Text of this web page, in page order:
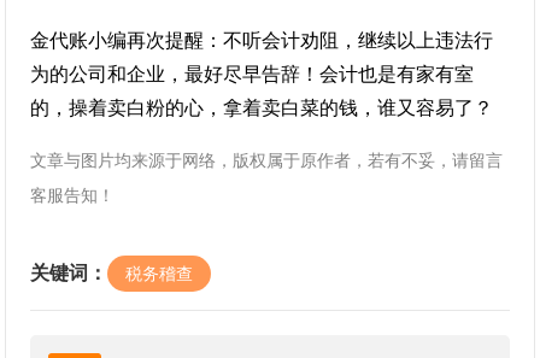
金代账小编再次提醒：不听会计劝阻，继续以上违法行
为的公司和企业，最好尽早告辞！会计也是有家有室
的，操着卖白粉的心，拿着卖白菜的钱，谁又容易了？
文章与图片均来源于网络，版权属于原作者，若有不妥，请留言
客服告知！
关键词： 税务稽查